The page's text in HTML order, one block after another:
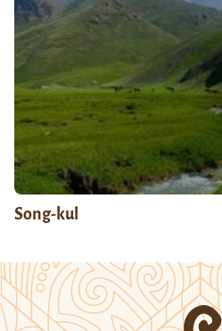
Song-kul